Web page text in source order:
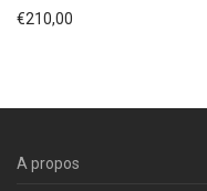
€210,00
A propos